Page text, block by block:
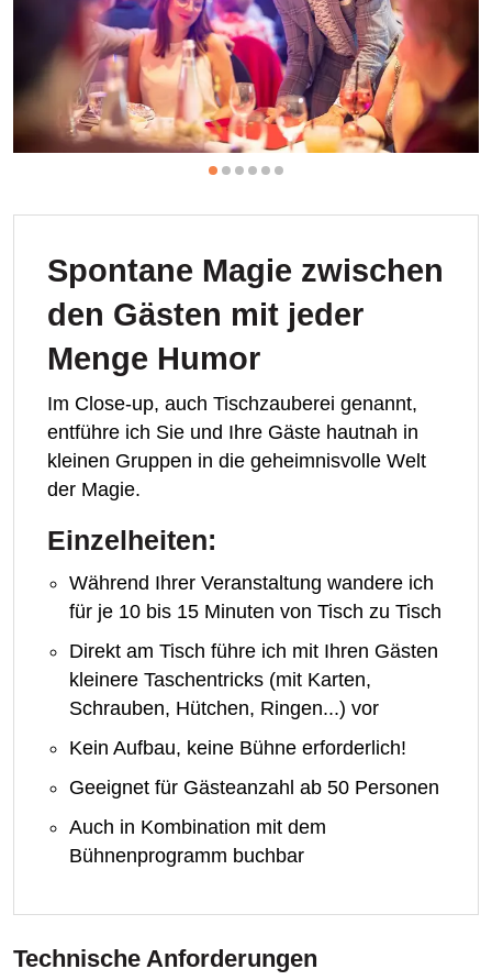
Spontane Magie zwischen
den Gästen mit jeder
Menge Humor
Im Close-up, auch Tischzauberei genannt,
entführe ich Sie und Ihre Gäste hautnah in
kleinen Gruppen in die geheimnisvolle Welt
der Magie.
Einzelheiten:
Während Ihrer Veranstaltung wandere ich
für je 10 bis 15 Minuten von Tisch zu Tisch
Direkt am Tisch führe ich mit Ihren Gästen
kleinere Taschentricks (mit Karten,
Schrauben, Hütchen, Ringen...) vor
Kein Aufbau, keine Bühne erforderlich!
Geeignet für Gästeanzahl ab 50 Personen
Auch in Kombination mit dem
Bühnenprogramm buchbar
Technische Anforderungen